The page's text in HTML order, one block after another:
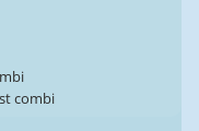
combi